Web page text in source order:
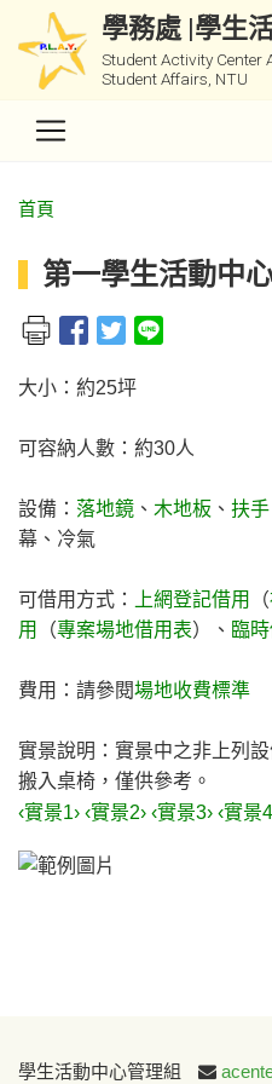
學務處 |學生
Student Activity Center
Student Affairs, NTU
首頁
第一學生活動中
大小：約25坪
可容納人數：約30人
設備： 落地鏡 、 木地板 、 扶手
幕、冷氣
可借用方式： 上網登記借用 （
用
（專案場地借用表）、 臨
費用：請參閱場地收費標準
實景說明：實景中之非上列
搬入桌椅，僅供參考。
‹實景1› ‹實景2› ‹實景3› ‹實景
:::
學生活動中心管理組